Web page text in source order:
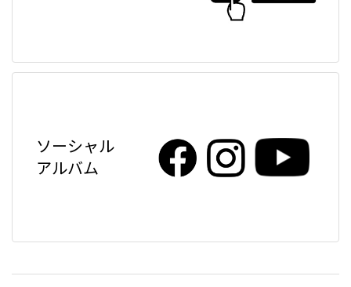
ソーシャル
アルバム